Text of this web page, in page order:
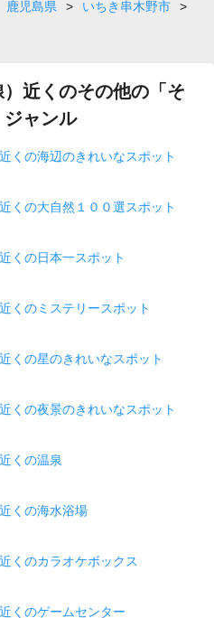
鹿児島県 > いちき串木野市
>
近くのその他の「そ
ャンル
くの海辺のきれいなスポット
くの大自然１００選スポット
くの日本一スポット
くのミステリースポット
くの星のきれいなスポット
くの夜景のきれいなスポット
くの温泉
くの海水浴場
くのカラオケボックス
くのゲームセンター